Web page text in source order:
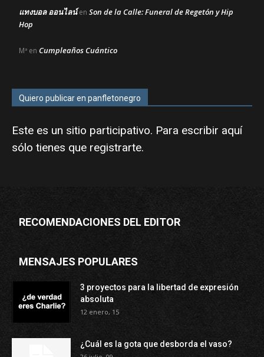
แทงบอล ออนไลน์en Son de la Calle: Funeral de Regetón y Hip
Hop
Mª en Cumpleaños Cuántico
Quiero publicar en panfletonegro
Este es un sitio participativo. Para escribir aquí
sólo tienes que registrarte.
RECOMENDACIONES DEL EDITOR
MENSAJES POPULARES
3 proyectos para la libertad de expresión
absoluta
12 enero, 15
¿Cuál es la gota que desborda el vaso?